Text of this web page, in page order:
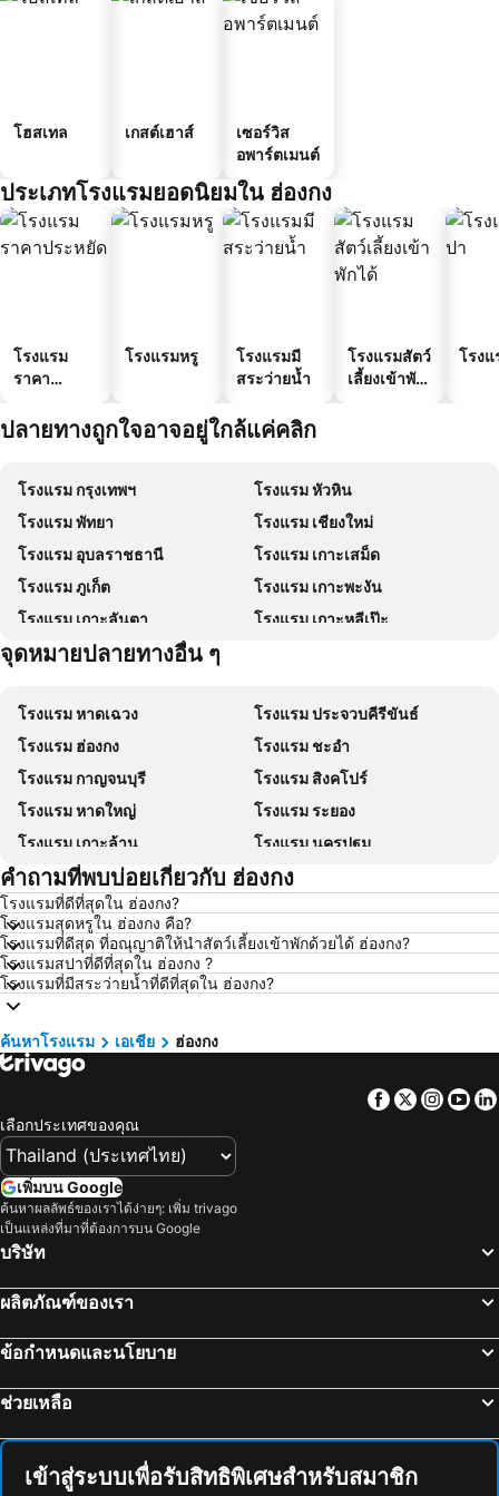
โฮสเทล เกสต์เฮาส์
เซอร์วิส
อพาร์ตเมนต์
ประเภทโรงแรมยอดนิยมใน ฮ่องกง
โรงแรม
ราคา
โรงแรมหรู
โรงแรมมี
สระว่ายน้ำ
โรงแรมสัตว์
เลี้ยงเข้าพัก
โรง
ปลายทางถูกใจอาจอยู่ใกล้แค่คลิก
โรงแรม กรุงเทพฯ
โรงแรม หัวหิน
โรงแรม พัทยา
โรงแรม เชียงใหม่
โรงแรม อุบลราชธานี
โรงแรม เกาะเสม็ด
โรงแรม ภูเก็ต
โรงแรม เกาะพะงัน
โรงแรม เกาะลันตา
โรงแรม เกาะหลีเป๊ะ
โรงแรม เกาะฟุก๊ว
จุดหมายปลายทางอื่น ๆ
โรงแรม หาดเฉวง
โรงแรม ประจวบคีรีขันธ์
โรงแรม ฮ่องกง
โรงแรม ชะอำ
โรงแรม กาญจนบุรี
โรงแรม สิงคโปร์
โรงแรม หาดใหญ่
โรงแรม ระยอง
โรงแรม เกาะล้าน
โรงแรม นครปฐม
โรงแรม นครราชสีมา
โรงแรม ซินยี่
โรงแรม เขาหลัก
โรงแรม อุดรธานี
โรงแรม ศรีราชา
โรงแรม กระบี่
โรงแรม นครนายก
โรงแรม นครพนม
โรงแรม ฮ่องกง
โรงแรม เกาะเต่า
โรงแรม บาหลี
โรงแรม ปีนัง
โรงแรม จอร์เจีย
โรงแรม ประเทศไทย
โรงแรม ซาโมส
โรงแรม เขตเมืองหลวงบรัสเซลส์
คำถามที่พบบ่อยเกี่ยวกับ ฮ่องกง
โรงแรมที่ดีที่สุดใน ฮ่องกง?
โรงแรมสุดหรูใน ฮ่องกง คือ?
โรงแรมที่ดีสุด ที่อณุญาติให้นำสัตว์เลี้ยงเข้าพักด้วยได้ ฮ่องกง?
โรงแรมสปาที่ดีที่สุดใน ฮ่องกง ?
โรงแรมที่มีสระว่ายน้ำที่ดีที่สุดใน ฮ่องกง?
ค้นหาโรงแรม เอเชีย ฮ่องกง
Facebook
Twitter
เลือกประเทศของคุณ
เพิ่มบน Google
ค้นหาผลลัพธ์ของเราได้ง่ายๆ: เพิ่ม trivago
เป็นแหล่งที่มาที่ต้องการบน Google
บริษัท
ผลิตภัณฑ์ของเรา
ข้อกำหนดและนโยบาย
ช่วยเหลือ
เข้าสู่ระบบเพื่อรับสิทธิพิเศษสำหรับสมาชิก